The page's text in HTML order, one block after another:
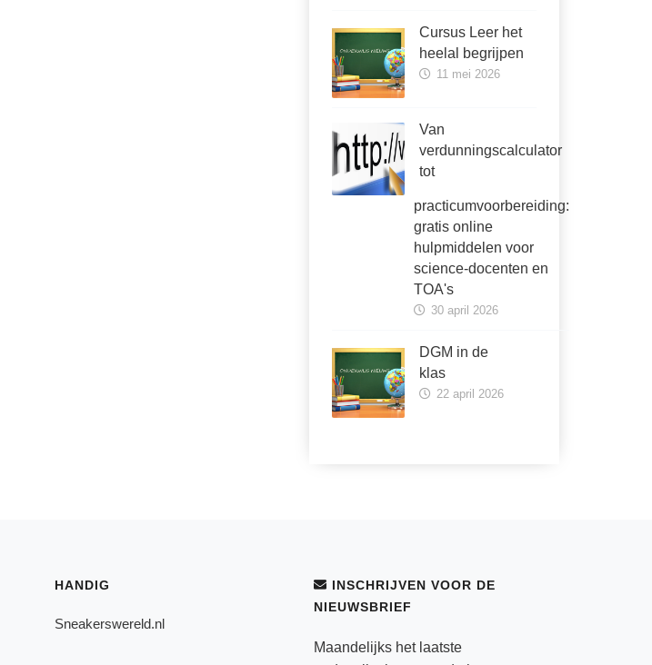
Cursus Leer het
heelal begrijpen
11 mei 2026
Van
verdunningscalculator
tot
practicumvoorbereiding:
gratis online
hulpmiddelen voor
science-docenten en
TOA's
30 april 2026
DGM in de
klas
22 april 2026
HANDIG
Sneakerswereld.nl
INSCHRIJVEN VOOR DE
NIEUWSBRIEF
Maandelijks het laatste